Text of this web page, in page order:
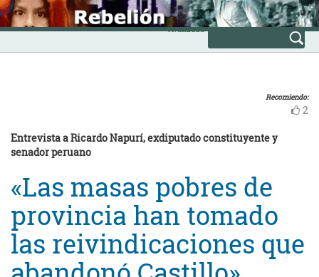
Skip
to
content
INICIO
Avanzada
Recomiendo:
2
Entrevista a Ricardo Napurí, exdiputado constituyente y
senador peruano
«Las masas pobres de
provincia han tomado
las reivindicaciones que